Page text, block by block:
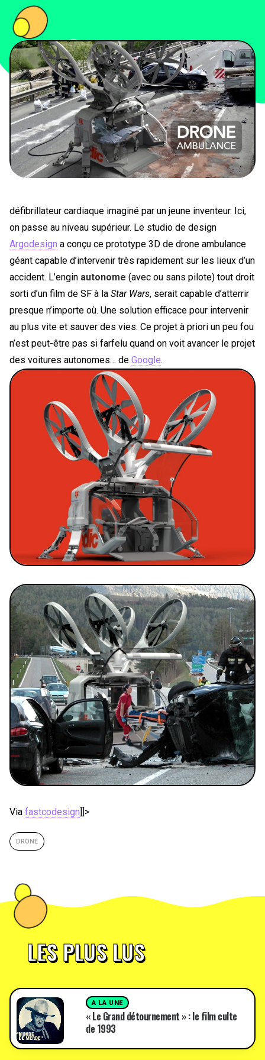
FOOD
BONS PLANS
SOUTENEZ KULTT
défibrillateur cardiaque imaginé par un jeune inventeur. Ici,
on passe au niveau supérieur. Le studio de design
Argodesign a conçu ce prototype 3D de drone ambulance
géant capable d’intervenir très rapidement sur les lieux d’un
accident. L’engin autonome (avec ou sans pilote) tout droit
sorti d’un film de SF à la Star Wars, serait capable d’atterrir
presque n’importe où. Une solution efficace pour intervenir
au plus vite et sauver des vies. Ce projet à priori un peu fou
n’est peut-être pas si farfelu quand on voit avancer le projet
des voitures autonomes… de Google.
Via fastcodesign ]]>
DRONE
LES PLUS LUS
A LA UNE
« Le Grand détournement » : le film culte
de 1993